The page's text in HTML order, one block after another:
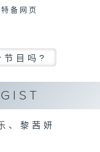
特备网页
节目吗?
GIST
、黎茜妍